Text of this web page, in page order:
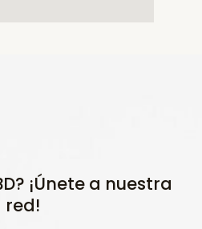
¡Únete a nuestra
red!